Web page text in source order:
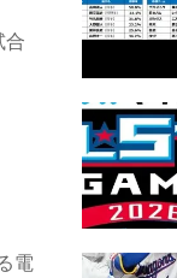
合
電